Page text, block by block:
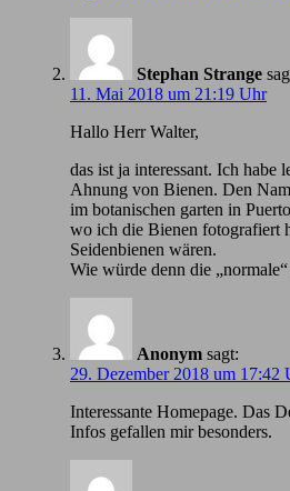
Stephan Strange
11. Mai 2018 um 21:19 Uhr
Hallo Herr Walter,
das ist ja interessant. Ich habe
Ahnung von Bienen. Den
im botanischen garten in
wo ich die Bienen fotografiert
Seidenbienen wären.
Wie würde denn die
Anonym sagt:
29. Dezember 2018 um 17:42
Іnteressante Homepage. Das
Infos gefallen mir besonders.